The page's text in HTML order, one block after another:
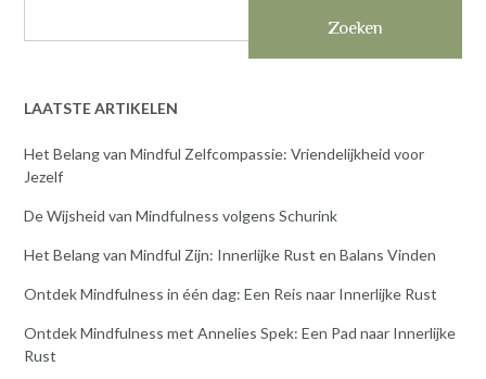
Zoeken
LAATSTE ARTIKELEN
Het Belang van Mindful Zelfcompassie: Vriendelijkheid voor
Jezelf
De Wijsheid van Mindfulness volgens Schurink
Het Belang van Mindful Zijn: Innerlijke Rust en Balans Vinden
Ontdek Mindfulness in één dag: Een Reis naar Innerlijke Rust
Ontdek Mindfulness met Annelies Spek: Een Pad naar Innerlijke
Rust